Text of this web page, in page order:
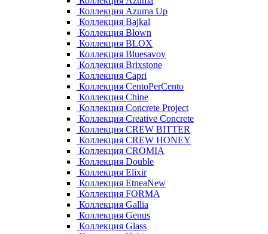
Коллекция Azuma Up
Коллекция Bajkal
Коллекция Blown
Коллекция BLOX
Коллекция Bluesavoy
Коллекция Brixstone
Коллекция Capri
Коллекция CentoPerCento
Коллекция Chine
Коллекция Concrete Project
Коллекция Creative Concrete
Коллекция CREW BITTER
Коллекция CREW HONEY
Коллекция CROMIA
Коллекция Double
Коллекция Elixir
Коллекция EtneaNew
Коллекция FORMA
Коллекция Gallia
Коллекция Genus
Коллекция Glass